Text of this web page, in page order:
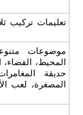
تعليمات تركيب
موضوعات
المحيط، الفضاء،
حديقة
المصغرة، لعب